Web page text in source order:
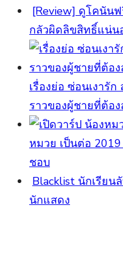
[Review] ดูโคนัน
กลัวผิดลิขสิทธิ์แน่น
เรื่องย่อ ซ่อนเงารั
ราวของผู้ชายที่ต้อ
หมวย เป็นต่อ
ชอบ
Blacklist นักเรียน
นักแสดง